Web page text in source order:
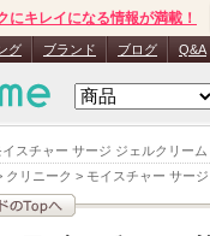
スチャー サージ ジェルクリー
クリニーク > モイスチャー サー
にキレイになる情報が満載！
グ ブランド ブログ Q&A
の情報を